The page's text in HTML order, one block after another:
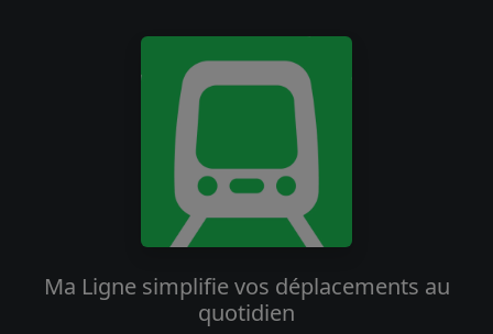
Ma Ligne simplifie vos déplacements au
quotidien